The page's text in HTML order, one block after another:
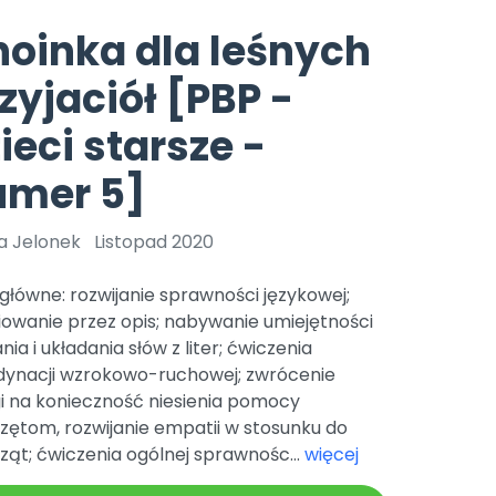
Pomoc
Nowości
Zapowiedzi
Polecamy
czerwca 2024 r. uzyskała
Online.
Bliżej Pieska
Pomoc zwierzętom
Książka (dla) Przedszkolaka
Promowanie czytelnictwa
TikTok
Zobacz nas na TikToku
YouTube
Filmy edukacyjne
dla leśnych
[PBP -
starsze -
5]
Jelonek Listopad 2020
rozwijanie sprawności językowej;
przez opis; nabywanie umiejętności
i układania słów z liter; ćwiczenia
wzrokowo-ruchowej; zwrócenie
na konieczność niesienia pomocy
rozwijanie empatii w stosunku do
ćwiczenia ogólnej sprawnośc... więcej